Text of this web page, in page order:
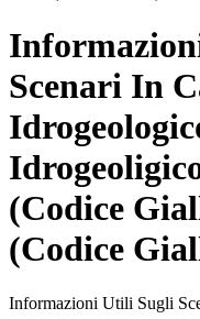
Scenari In
(Codice
(Codice
Informazioni Utili Sugli